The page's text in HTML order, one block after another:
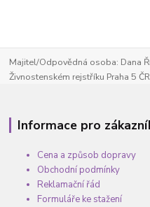
Majitel/Odpovědná osoba: Dana
Živnostenském rejstříku Praha 5
Informace pro
Cena a způsob dopravy
Obchodní podmínky
Reklamační řád
Formuláře ke stažení